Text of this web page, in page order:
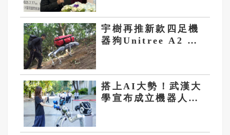
宇樹再推新款四足機
器狗Unitree A2 攀
搭上AI大勢！武漢大
學宣布成立機器人學